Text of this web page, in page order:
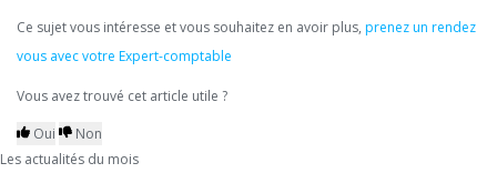
Ce sujet vous intéresse et vous souhaitez en avoir plus, prenez un rendez
vous avec votre Expert-comptable
Vous avez trouvé cet article utile ?
Oui
Non
Les actualités du mois